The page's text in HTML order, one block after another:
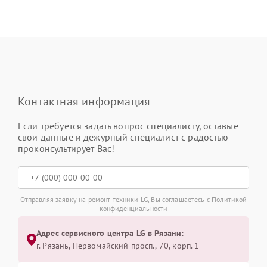
Контактная информация
Если требуется задать вопрос специалисту, оставьте
свои данные и дежурный специалист с радостью
проконсультирует Вас!
Отправляя заявку на ремонт техники LG, Вы соглашаетесь с Политикой
конфиденциальности
Адрес сервисного центра LG в Рязани:
г. Рязань, Первомайский просп., 70, корп. 1